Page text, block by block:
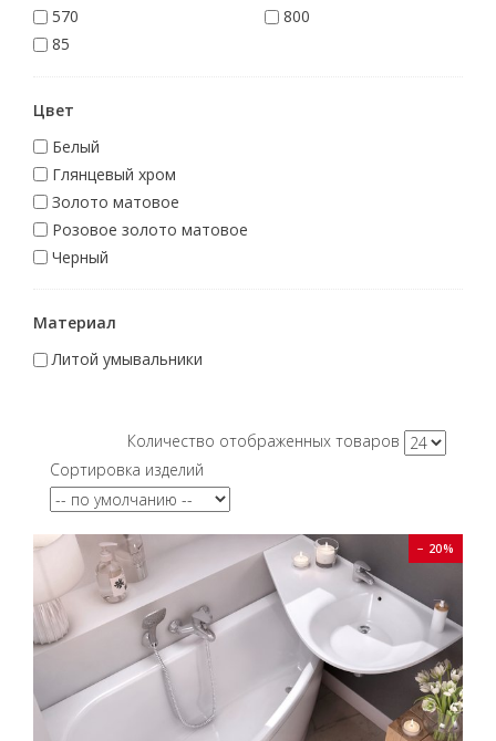
570
800
85
Цвет
Белый
Глянцевый хром
Золото матовое
Розовое золото матовое
Черный
Материал
Литой умывальники
Количество отображенных товаров
Сортировка изделий
− 20%